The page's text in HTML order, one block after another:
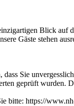
Blick auf
Gäste stehen
Sie
geprüft wurden.
bitte: https://